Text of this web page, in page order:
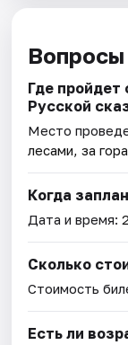
Где
Русской
Место
лесами, за
Когда
Дата и время:
Сколько
Стоимость
Есть ли